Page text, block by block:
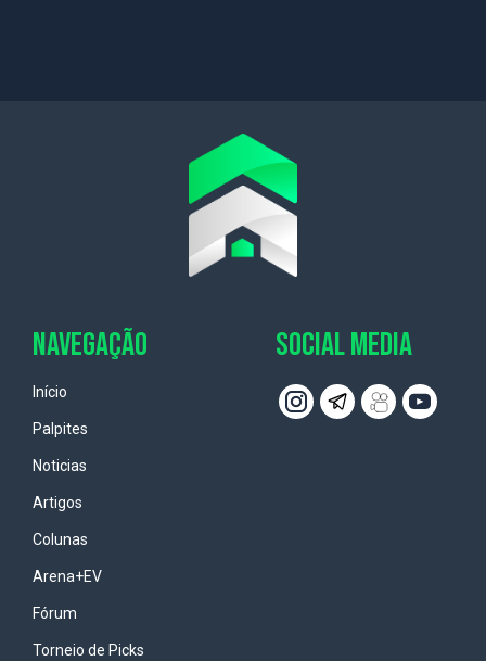
NAVEGAÇÃO
Início
Palpites
Noticias
Artigos
Colunas
Arena+EV
Fórum
Torneio de Picks
SOCIAL MEDIA